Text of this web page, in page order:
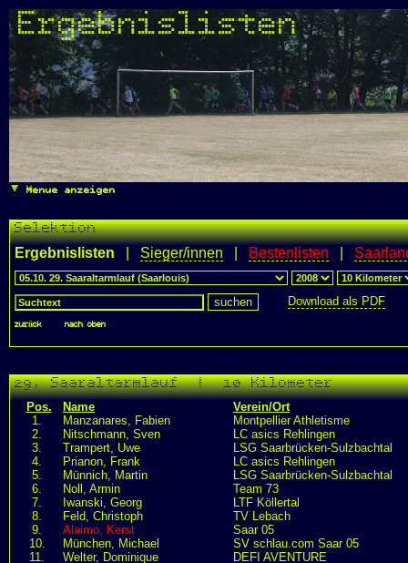
Ergebnislisten
Menue anzeigen
Selektion
Ergebnislisten Sieger/innen Bestenlisten
Download als PDF
zurück nach oben
29. Saaraltarmlauf | 10 Kilometer
Pos. Name
Verein/Ort
1.
Manzanares, Fabien
Montpellier Athletisme
2.
Nitschmann, Sven
LC asics Rehlingen
3.
Trampert, Uwe
LSG Saarbrücken-Sulzbachtal
4.
Prianon, Frank
LC asics Rehlingen
5.
Münnich, Martin
LSG Saarbrücken-Sulzbachtal
6.
Noll, Armin
Team 73
7.
Iwanski, Georg
LTF Köllertal
8.
Feld, Christoph
TV Lebach
9.
Alaimo, Kerst
Saar 05
10.
München, Michael
SV schlau.com Saar 05
11.
Welter, Dominique
DEFI AVENTURE